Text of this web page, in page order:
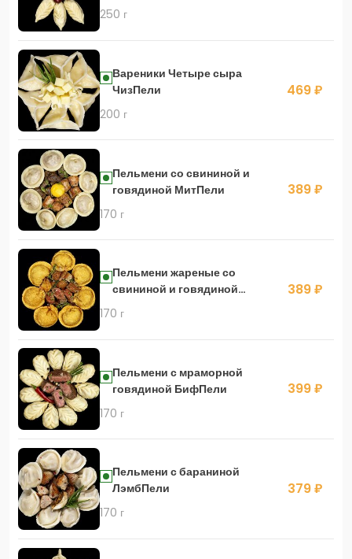
250 г
Вареники Четыре сыра
ЧизПели
200 г
469 ₽
Пельмени со свининой и
говядиной МитПели
170 г
389 ₽
Пельмени жареные со
свининой и говядиной
ФриПели
170 г
389 ₽
Пельмени с мраморной
говядиной БифПели
170 г
399 ₽
Пельмени с бараниной
ЛэмбПели
170 г
379 ₽